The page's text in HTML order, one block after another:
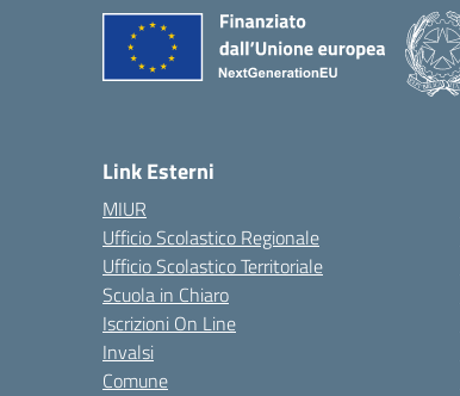
Link Esterni
MIUR
Ufficio Scolastico Regionale
Ufficio Scolastico Territoriale
Scuola in Chiaro
Iscrizioni On Line
Invalsi
Comune